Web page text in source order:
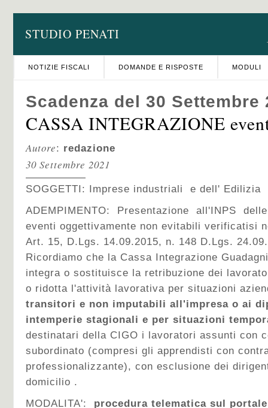
STUDIO PENATI
NOTIZIE FISCALI DOMANDE E RISPOSTE MODULI
Scadenza del 30 Settembre
CASSA INTEGRAZIONE
Autore: redazione
30 Settembre 2021
SOGGETTI: Imprese industriali e dell' Edilizia
ADEMPIMENTO: Presentazione all'INPS
eventi oggettivamente non evitabili verificatisi
Art. 15, D.Lgs. 14.09.2015, n. 148 D.Lgs.
Ricordiamo che la Cassa Integrazione
integra o sostituisce la retribuzione dei
o ridotta l'attività lavorativa per situazioni
transitori e non imputabili all'impresa o ai
intemperie stagionali e per situazioni
destinatari della CIGO i lavoratori assunti con
subordinato (compresi gli apprendisti con
professionalizzante), con esclusione dei
domicilio .
MODALITA': procedura telematica sul